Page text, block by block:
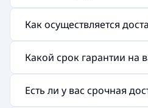
Как осуществляется
Какой срок гарантии на
Есть ли у вас срочная